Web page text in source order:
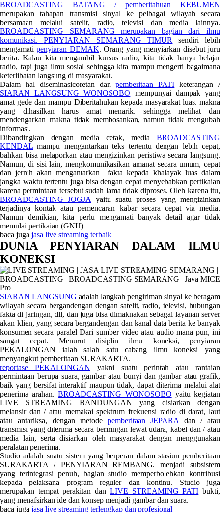
BROADCASTING BATANG / pemberitahuan KEBUMEN
merupakan tahapan transmisi sinyal ke pelbagai wilayah secara
bersamaan melalui satelit, radio, televisi dan media lainnya.
BROADCASTING SEMARANG merupakan bagian dari ilmu
komunikasi. PENYIARAN SEMARANG TIMUR
sendiri lebih
mengamatipenyiaran DEMAK. Orang yang menyiarkan disebut juru
berita. Kalau kita mengambil kursus radio, kita tidak hanya belajar
radio, tapi juga ilmu sosial sehingga kita mampu mengerti bagaimana
keterlibatan langsung di masyarakat.
Dalam hal diseminasicoretan danpemberitaan PATI keterangan /
SIARAN LANGSUNG WONOSOBO mempunyai dampak yang
amat gede dan mampu Diberitahukan kepada masyarakat luas. makna
yang dihasilkan harus amat menarik, sehingga melihat dan
mendengarkan makna tidak membosankan, namun tidak mengubah
informasi.
Dibandingkan dengan media cetak, media BROADCASTING
KENDAL mampu mengantarkan teks tertentu dengan lebih cepat,
bahkan bisa melaporkan atau mengizinkan peristiwa secara langsung.
Namun, di sisi lain, mengkomunikasikan amanat secara umum, cepat
dan jernih akan mengantarkan fakta kepada khalayak luas dalam
jangka waktu tertentu juga bisa dengan cepat menyebabkan pertikaian
karena permintaan tersebut sudah lama tidak diproses. Oleh karena itu,
BROADCASTING JOGJA yaitu suatu proses yang mengizinkan
terjadinya kontak atau pemencaran kabar secara cepat via media.
Namun demikian, kita perlu mengamati banyak detail agar tidak
memulai pertikaian (GNH)
baca juga jasa live streaming terbaik
DUNIA PENYIARAN DALAM ILMU
KONEKSI
SIARAN LANGSUNG adalah langkah pengiriman sinyal ke beragam
wilayah secara bergandengan dengan satelit, radio, televisi, hubungan
fakta di jaringan, dll, dan juga bisa dimaknakan sebagai layanan server
akan klien, yang secara bergandengan dan kanal data berita ke banyak
konsumen secara paralel Dari sumber video atau audio mana pun, ini
sangat cepat. Menurut disiplin ilmu koneksi, penyiaran
PEKALONGAN ialah salah satu cabang ilmu koneksi yang
menyangkut pemberitaan SURAKARTA.
reportase PEKALONGAN yakni suatu perintah atau rantaian
permintaan berupa suara, gambar atau bunyi dan gambar atau grafik,
baik yang bersifat interaktif maupun tidak, dapat diterima melalui alat
penerima arahan.BROADCASTING WONOSOBO yaitu kegiatan
LIVE STREAMING BANDUNGAN yang disiarkan dengan
melansir dan / atau memakai spektrum frekuensi radio di darat, laut
atau antariksa, dengan metode pemberitaan JEPARA dan / atau
transmisi yang diterima secara beriringan lewat udara, kabel dan / atau
media lain, serta disiarkan oleh masyarakat dengan menggunakan
peralatan penerima.
Studio adalah suatu sistem yang berperan dalam stasiun pemberitaan
SURAKARTA / PENYIARAN REMBANG. menjadi subsistem
yang terintegrasi penuh, bagian studio memperbolehkan kontribusi
kepada pelaksana program reguler dan kontinu. Studio juga
merupakan tempat perakitan dan LIVE STREAMING PATI bukti,
yang menafsirkan ide dan konsep menjadi gambar dan suara.
baca juga jasa live streaming terlengkap dan profesional